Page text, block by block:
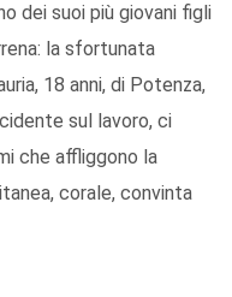
dei suoi più giovani figli
la sfortunata
18 anni, di Potenza,
sul lavoro, ci
che affliggono la
corale, convinta